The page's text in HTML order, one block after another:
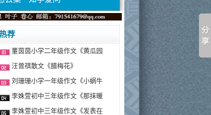
荐
董茵茵小学二年级作文《黄瓜园
汪曾祺散文《腊梅花》
刘珊珊小学一年级作文《小蜗牛
李姝萱初中三年级作文《那抹暖
李姝萱初中三年级作文《发表在